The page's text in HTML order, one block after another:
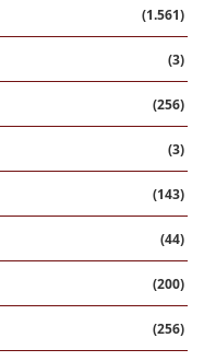
(1.561)
(3)
(256)
(3)
(143)
(44)
(200)
(256)